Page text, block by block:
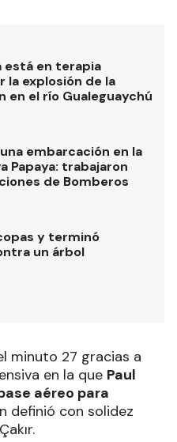
está en terapia
la explosión de la
en el río Gualeguaychú
embarcación en la
Papaya: trabajaron
de Bomberos
y terminó
un árbol
minuto 27 gracias a
en la que Paul
aéreo para
definió con solidez